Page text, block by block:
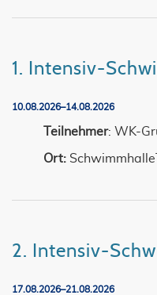
1. Intensiv-
10.08.2026–14.08.2026
Teilnehmer: WK-
Ort:
2. Intensiv-
17.08.2026–21.08.2026